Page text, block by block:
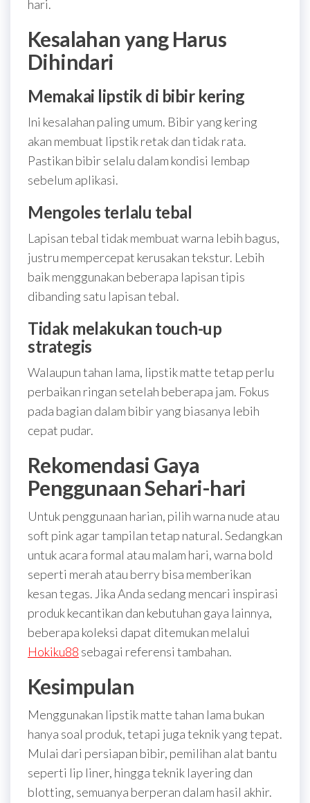
hari.
Kesalahan yang Harus
Dihindari
Memakai lipstik di bibir kering
Ini kesalahan paling umum. Bibir yang kering
akan membuat lipstik retak dan tidak rata.
Pastikan bibir selalu dalam kondisi lembap
sebelum aplikasi.
Mengoles terlalu tebal
Lapisan tebal tidak membuat warna lebih bagus,
justru mempercepat kerusakan tekstur. Lebih
baik menggunakan beberapa lapisan tipis
dibanding satu lapisan tebal.
Tidak melakukan touch-up
strategis
Walaupun tahan lama, lipstik matte tetap perlu
perbaikan ringan setelah beberapa jam. Fokus
pada bagian dalam bibir yang biasanya lebih
cepat pudar.
Rekomendasi Gaya
Penggunaan Sehari-hari
Untuk penggunaan harian, pilih warna nude atau
soft pink agar tampilan tetap natural. Sedangkan
untuk acara formal atau malam hari, warna bold
seperti merah atau berry bisa memberikan
kesan tegas. Jika Anda sedang mencari inspirasi
produk kecantikan dan kebutuhan gaya lainnya,
beberapa koleksi dapat ditemukan melalui
Hokiku88 sebagai referensi tambahan.
Kesimpulan
Menggunakan lipstik matte tahan lama bukan
hanya soal produk, tetapi juga teknik yang tepat.
Mulai dari persiapan bibir, pemilihan alat bantu
seperti lip liner, hingga teknik layering dan
blotting, semuanya berperan dalam hasil akhir.